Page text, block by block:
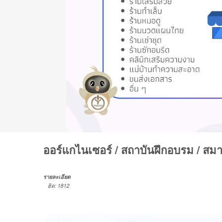
ออร์แกไนเซอร์ / สถาบันฝึกอบรม / สม
รายละเอียด
ฮิต: 1812